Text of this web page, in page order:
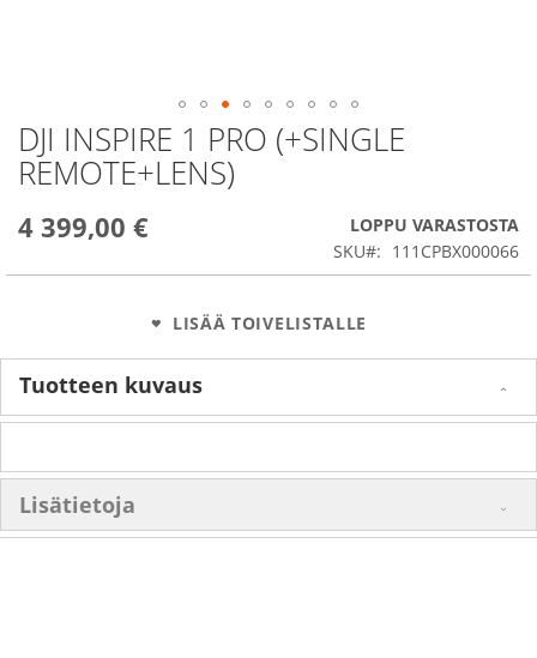
DJI INSPIRE 1 PRO (+SINGLE
REMOTE+LENS)
4 399,00 €
LOPPU VARASTOSTA
SKU
111CPBX000066
LISÄÄ TOIVELISTALLE
Skip
to
the
of
Tuotteen kuvaus
Lisätietoja